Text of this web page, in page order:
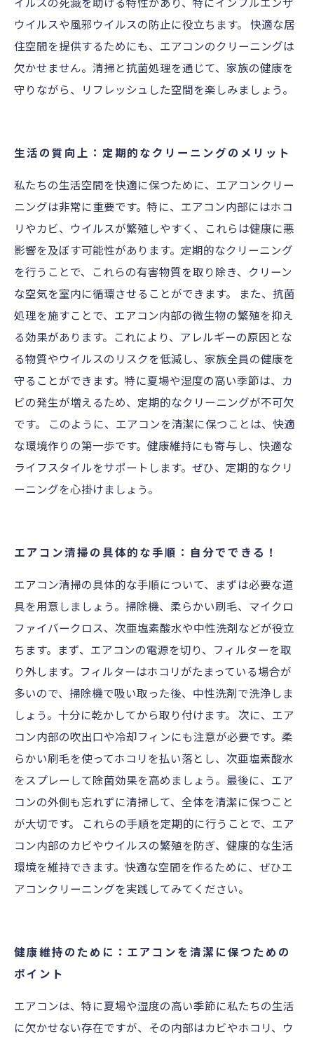
ウイルスや風邪ウイルスの防止に役立ちます。 快適な居
住空間を提供するためにも、エアコンのクリーニングは
欠かせません。清掃と抗菌処理を通じて、家族の健康を
守りながら、リフレッシュした空間を楽しみましょう。
生活の質向上：定期的なクリーニングのメリット
私たちの生活空間を快適に保つために、エアコンクリー
ニングは非常に重要です。特に、エアコン内部にはホコ
リやカビ、ウイルスが繁殖しやすく、これらは健康に悪
影響を及ぼす可能性があります。定期的なクリーニング
を行うことで、これらの有害物質を取り除き、クリーン
な空気を室内に循環させることができます。 また、抗菌
処理を施すことで、エアコン内部の微生物の繁殖を抑え
る効果があります。これにより、アレルギーの原因とな
る物質やウイルスのリスクを低減し、家族全員の健康を
守ることができます。特に夏場や湿度の高い季節は、カ
ビの発生が増えるため、定期的なクリーニングが不可欠
です。 このように、エアコンを清潔に保つことは、快適
な環境作りの第一歩です。健康維持にも寄与し、快適な
ライフスタイルをサポートします。ぜひ、定期的なクリ
ーニングを心掛けましょう。
エアコン清掃の具体的な手順：自分でできる！
エアコン清掃の具体的な手順について、まずは必要な道
具を用意しましょう。掃除機、柔らかい刷毛、マイクロ
ファイバークロス、次亜塩素酸水や中性洗剤などが役立
ちます。まず、エアコンの電源を切り、フィルターを取
り外します。フィルターはホコリがたまっている場合が
多いので、掃除機で吸い取った後、中性洗剤で洗浄しま
しょう。十分に乾かしてから取り付けます。 次に、エア
コン内部の吹出口や冷却フィンにも注意が必要です。柔
らかい刷毛を使ってホコリを払い落とし、次亜塩素酸水
をスプレーして除菌効果を高めましょう。最後に、エア
コンの外側も忘れずに清掃して、全体を清潔に保つこと
が大切です。 これらの手順を定期的に行うことで、エア
コン内部のカビやウイルスの繁殖を防ぎ、健康的な生活
環境を維持できます。快適な空間を作るために、ぜひエ
アコンクリーニングを実践してみてください。
健康維持のために：エアコンを清潔に保つための
ポイント
エアコンは、特に夏場や湿度の高い季節に私たちの生活
に欠かせない存在ですが、その内部はカビやホコリ、ウ